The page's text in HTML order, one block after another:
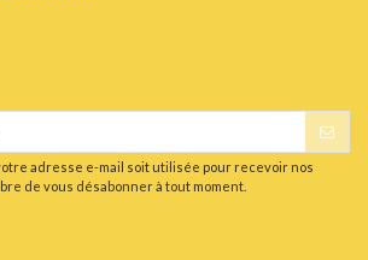
adresse e-mail soit utilisée pour recevoir nos
de vous désabonner à tout moment.